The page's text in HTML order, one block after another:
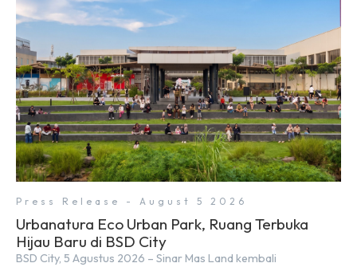
Press Release - August 5 2026
Urbanatura Eco Urban Park, Ruang Terbuka
Hijau Baru di BSD City
BSD City, 5 Agustus 2026 – Sinar Mas Land kembali